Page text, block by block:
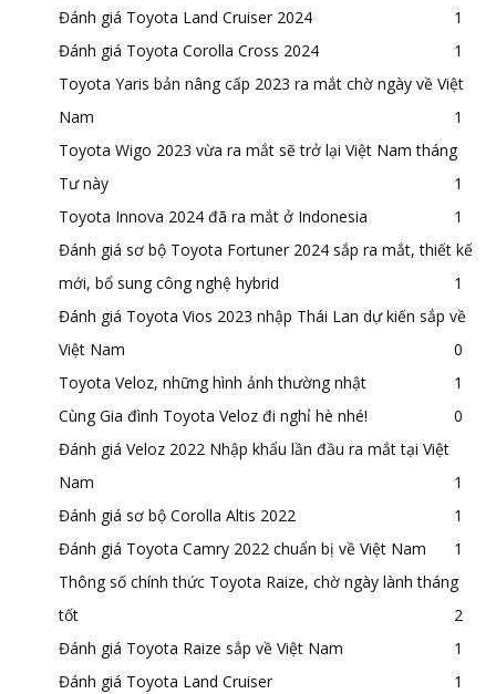
Đánh giá Toyota Land Cruiser 2024
1
Đánh giá Toyota Corolla Cross 2024
1
Toyota Yaris bản nâng cấp 2023 ra mắt chờ ngày về Việt
Nam
1
Toyota Wigo 2023 vừa ra mắt sẽ trở lại Việt Nam tháng
Tư này
1
Toyota Innova 2024 đã ra mắt ở Indonesia
1
Đánh giá sơ bộ Toyota Fortuner 2024 sắp ra mắt, thiết kế
mới, bổ sung công nghệ hybrid
1
Đánh giá Toyota Vios 2023 nhập Thái Lan dự kiến sắp về
Việt Nam
0
Toyota Veloz, những hình ảnh thường nhật
1
Cùng Gia đình Toyota Veloz đi nghỉ hè nhé!
0
Đánh giá Veloz 2022 Nhập khẩu lần đầu ra mắt tại Việt
Nam
1
Đánh giá sơ bộ Corolla Altis 2022
1
Đánh giá Toyota Camry 2022 chuẩn bị về Việt Nam
1
Thông số chính thức Toyota Raize, chờ ngày lành tháng
tốt
2
Đánh giá Toyota Raize sắp về Việt Nam
1
Đánh giá Toyota Land Cruiser
1